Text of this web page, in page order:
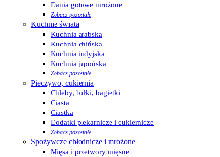
Dania gotowe mrożone
Zobacz pozostałe
Kuchnie świata
Kuchnia arabska
Kuchnia chińska
Kuchnia indyjska
Kuchnia japońska
Zobacz pozostałe
Pieczywo, cukiernia
Chleby, bułki, bagietki
Ciasta
Ciastka
Dodatki piekarnicze i cukiernicze
Zobacz pozostałe
Spożywcze chłodnicze i mrożone
Mięsa i przetwory mięsne